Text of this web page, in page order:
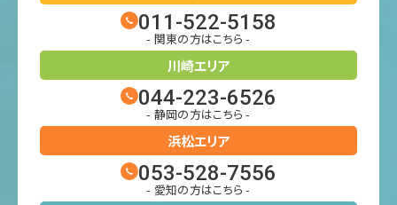
011-522-5158
- 関東の方はこちら -
川崎エリア
044-223-6526
- 静岡の方はこちら -
浜松エリア
053-528-7556
- 愛知の方はこちら -